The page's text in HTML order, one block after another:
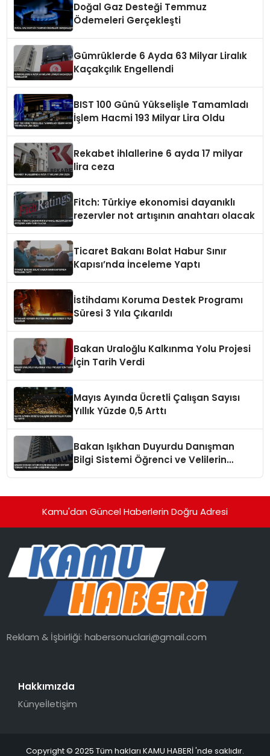
Doğal Gaz Desteği Temmuz
Ödemeleri Gerçekleşti
Gümrüklerde 6 Ayda 63 Milyar Liralık
Kaçakçılık Engellendi
BIST 100 Günü Yükselişle Tamamladı
İşlem Hacmi 193 Milyar Lira Oldu
Rekabet ihlallerine 6 ayda 17 milyar
lira ceza
Fitch: Türkiye ekonomisi dayanıklı
rezervler not artışının anahtarı olacak
Ticaret Bakanı Bolat Habur Sınır
Kapısı’nda İnceleme Yaptı
İstihdamı Koruma Destek Programı
Süresi 3 Yıla Çıkarıldı
Bakan Uraloğlu Kalkınma Yolu Projesi
İçin Tarih Verdi
Mayıs Ayında Ücretli Çalışan Sayısı
Yıllık Yüzde 0,5 Arttı
Bakan Işıkhan Duyurdu Danışman
Bilgi Sistemi Öğrenci ve Velilerin
Kamu'dan Güncel Haberlerin Doğru Adresi
Reklam & İşbirliği:habersonuclari@gmail.com
Hakkımızda
Künyeİletişim
Copyright © 2025 Tüm hakları KAMU HABERİ 'nde saklıdır.